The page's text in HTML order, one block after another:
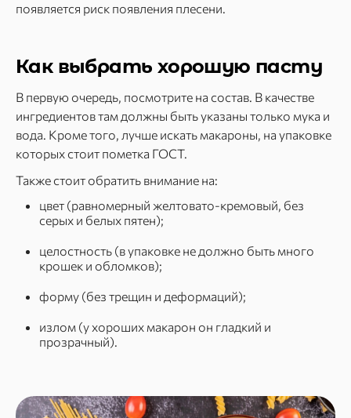
появляется риск появления плесени.
Как выбрать хорошую пасту
В первую очередь, посмотрите на состав. В качестве
ингредиентов там должны быть указаны только мука и
вода. Кроме того, лучше искать макароны, на упаковке
которых стоит пометка ГОСТ.
Также стоит обратить внимание на:
цвет (равномерный желтовато-кремовый, без
серых и белых пятен);
целостность (в упаковке не должно быть много
крошек и обломков);
форму (без трещин и деформаций);
излом (у хороших макарон он гладкий и
прозрачный).